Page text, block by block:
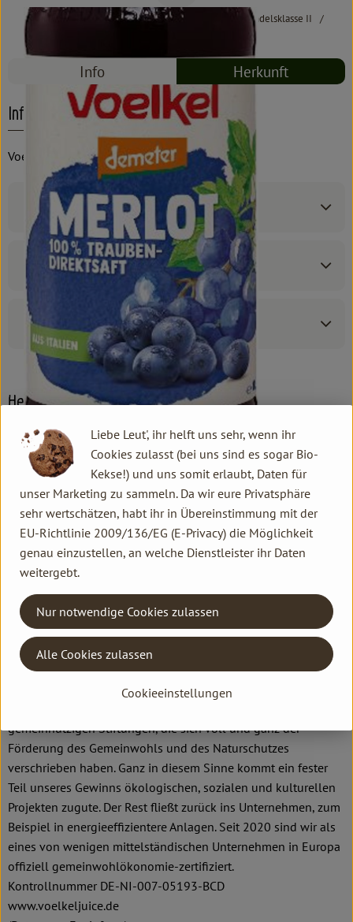
#5046 / 0,7 l 5,84 € / l
Handelsklasse II
Info Herkunft
Info
Voelkel, Demeter
Produktinformationen
Zutaten
Produktdatenblatt
Herkunft
Hersteller: Voelkel
Voelkel GmbH
D 29478 Höhbeck
In unserer familiengeführten Naturkostsafterei im Norden
Deutschlands machen wir Saft so, dass alle etwas davon
haben: Unsere Kund*innen, Mitarbeiter*innen,
Anbaupartner*innen und besonders die Natur – und das seit
mehr als 85 Jahren. Wie wir das machen? Mit 100 % Bio und
Demeter und einem fairen Miteinander. Unser Unternehmen ist
gemeinnützigen Stiftungen, die sich voll und ganz der
Förderung des Gemeinwohls und des Naturschutzes
verschrieben haben. Ganz in diesem Sinne kommt ein fester
Teil unseres Gewinns ökologischen, sozialen und kulturellen
Projekten zugute. Der Rest fließt zurück ins Unternehmen, zum
Beispiel in energieeffizientere Anlagen. Seit 2020 sind wir als
eines von wenigen mittelständischen Unternehmen in Europa
offiziell gemeinwohlökonomie-zertifiziert.
Kontrollnummer DE-NI-007-05193-BCD
www.voelkeljuice.de
Liebe Leut', ihr helft uns sehr, wenn ihr
Cookies zulasst (bei uns sind es sogar Bio-
Kekse!) und uns somit erlaubt, Daten für
unser Marketing zu sammeln. Da wir eure Privatsphäre
sehr wertschätzen, habt ihr in Übereinstimmung mit der
EU-Richtlinie 2009/136/EG (E-Privacy) die Möglichkeit
genau einzustellen, an welche Dienstleister ihr Daten
weitergebt.
Cookieeinstellungen
Nur notwendige Cookies zulassen
Alle Cookies zulassen